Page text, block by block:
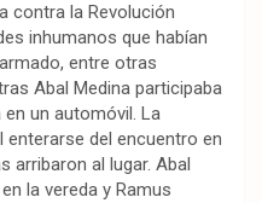
contra la Revolución
inhumanos que habían
entre otras
Abal Medina participaba
en un automóvil. La
del encuentro en
arribaron al lugar. Abal
la vereda y Ramus